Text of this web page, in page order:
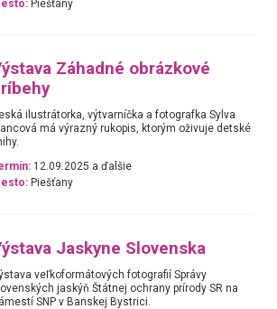
Piešťany
Záhadné obrázkové
ilustrátorka, výtvarníčka a fotografka Sylva
má výrazný rukopis, ktorým oživuje detské
12.09.2025 a ďalšie
Piešťany
Jaskyne Slovenska
veľkoformátových fotografií Správy
jaskýň Štátnej ochrany prírody SR na
SNP v Banskej Bystrici.